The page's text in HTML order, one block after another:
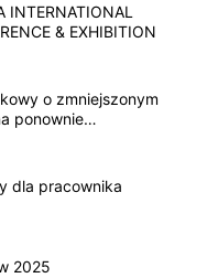
INTERNATIONAL
& EXHIBITION
o zmniejszonym
ponownie
dla pracownika
2025